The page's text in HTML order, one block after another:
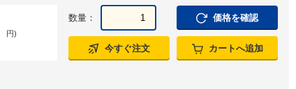
円)
数量： 価格を確認
今すぐ注文 カートへ追加